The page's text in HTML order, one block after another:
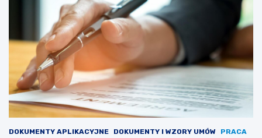
DOKUMENTY APLIKACYJNE DOKUMENTY I WZORY UMÓW
PRACA